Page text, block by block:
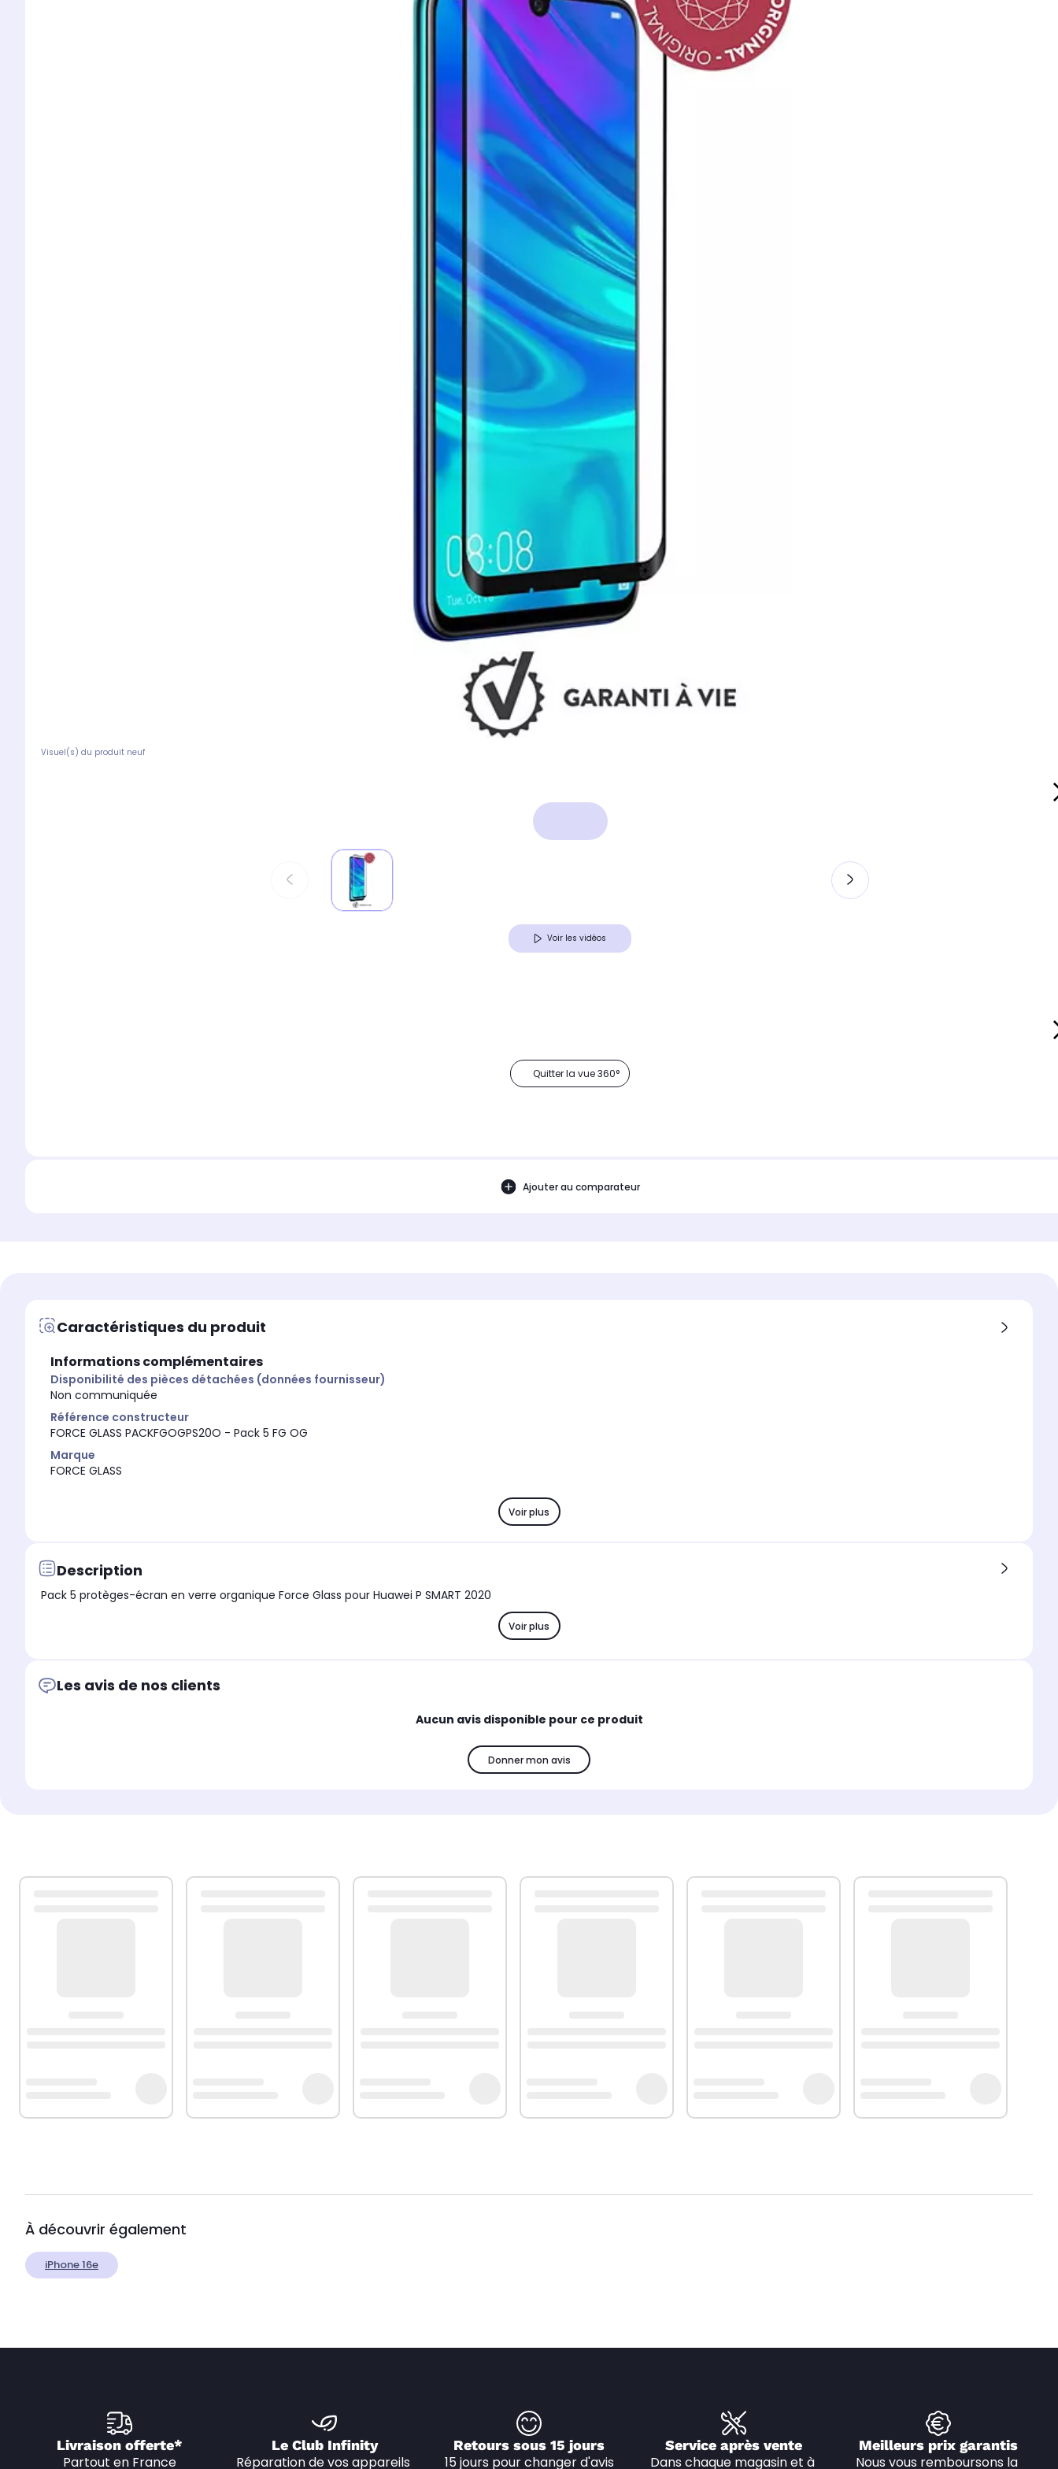
Visuel(s) du produit neuf
Voir les vidéos
Quitter la vue 360°
Ajouter au comparateur
Caractéristiques du produit
Informations complémentaires
Disponibilité des pièces détachées (données fournisseur)
Non communiquée
Référence constructeur
FORCE GLASS PACKFGOGPS20O - Pack 5 FG OG
Marque
FORCE GLASS
Voir plus
Description
Pack 5 protèges-écran en verre organique Force Glass pour Huawei P SMART 2020
Voir plus
Les avis de nos clients
Aucun avis disponible pour ce produit
Donner mon avis
À découvrir également
iPhone 16e
Livraison offerte*
Partout en France
Le Club Infinity
Réparation de vos appareils
Retours sous 15 jours
15 jours pour changer d'avis
Service après vente
Dans chaque magasin et à
Meilleurs prix garantis
Nous vous remboursons la